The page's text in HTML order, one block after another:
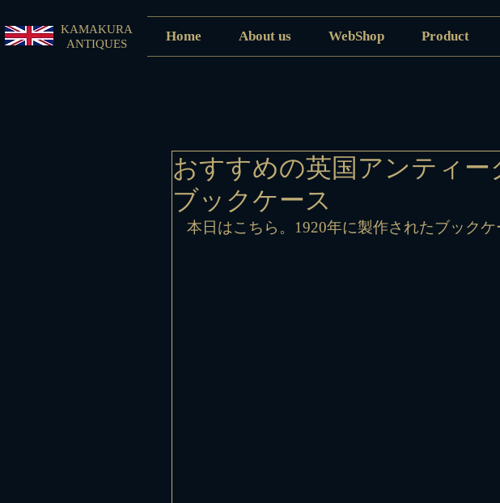
KAMAKURA
ANTIQUES
Home About us WebShop Product
おすすめの英国アンティー
ブックケース
本日はこちら。1920年に製作されたブックケ